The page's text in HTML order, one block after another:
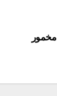
مخمور